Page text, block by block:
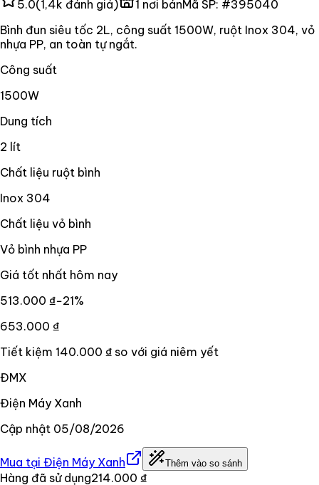
5.0(1,4k đánh giá) 1 nơi bánMã SP: #395040
Bình đun siêu tốc 2L, công suất 1500W, ruột Inox 304, vỏ
nhựa PP, an toàn tự ngắt.
Công suất
1500W
Dung tích
2 lít
Chất liệu ruột bình
Inox 304
Chất liệu vỏ bình
Vỏ bình nhựa PP
Giá tốt nhất hôm nay
513.000 ₫−21%
653.000 ₫
Tiết kiệm 140.000 ₫ so với giá niêm yết
ĐMX
Điện Máy Xanh
Cập nhật 05/08/2026
Mua tại Điện Máy Xanh Thêm vào so sánh
Hàng đã sử dụng214.000 ₫